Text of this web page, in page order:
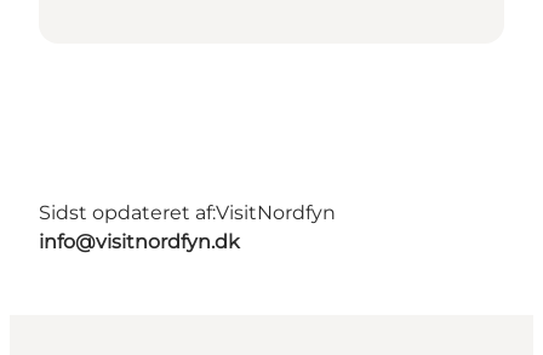
Sidst opdateret af:VisitNordfyn
info@visitnordfyn.dk